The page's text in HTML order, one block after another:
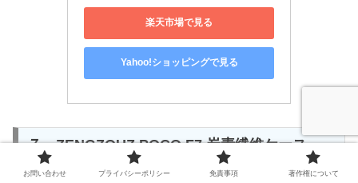
楽天市場で見る
Yahoo!ショッピングで見る
７．ZENGZOUZ POCO F7 炭素繊維ケース
お問い合わせ プライバシーポリシー 免責事項 著作権について